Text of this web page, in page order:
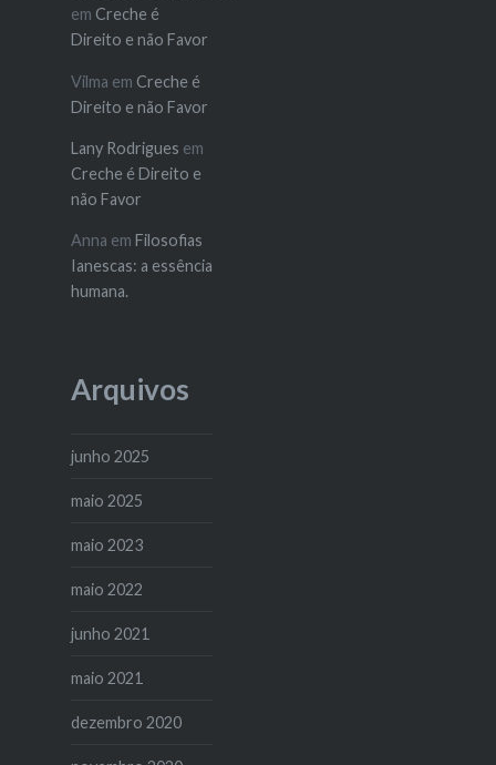
em Creche é
Direito e não Favor
Vilma em Creche é
Direito e não Favor
Lany Rodrigues em
Creche é Direito e
não Favor
Anna em Filosofias
Ianescas: a essência
humana.
Arquivos
junho 2025
maio 2025
maio 2023
maio 2022
junho 2021
maio 2021
dezembro 2020